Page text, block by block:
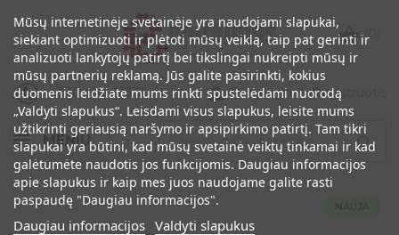
 (0)
+370 686 32333  Prisijungti|Registruotis
MENIU 
NAUJA
NAUJA
Mūsų internetinėje svetainėje yra naudojami slapukai,
siekiant optimizuoti ir plėtoti mūsų veiklą, taip pat gerinti ir
analizuoti lankytojų patirtį bei tikslingai nukreipti mūsų ir
mūsų partnerių reklamą. Jūs galite pasirinkti, kokius
duomenis leidžiate mums rinkti spustelėdami nuorodą
„Valdyti slapukus“. Leisdami visus slapukus, leisite mums
užtikrinti geriausią naršymo ir apsipirkimo patirtį. Tam tikri
slapukai yra būtini, kad mūsų svetainė veiktų tinkamai ir kad
galėtumėte naudotis jos funkcijomis. Daugiau informacijos
apie slapukus ir kaip mes juos naudojame galite rasti
paspaudę "Daugiau informacijos".
Daugiau informacijos Valdyti slapukus